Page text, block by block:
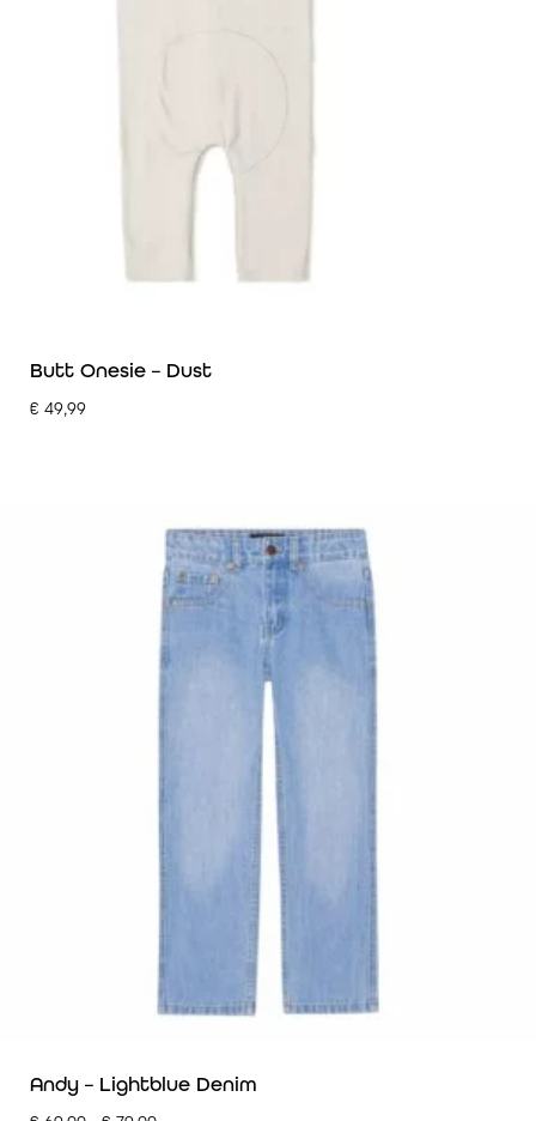
Butt Onesie – Dust
€ 49,99
Andy – Lightblue Denim